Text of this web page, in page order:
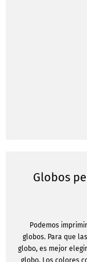
Globos
Podemos
globos. Para que
globo, es mejor
globo. Los colores